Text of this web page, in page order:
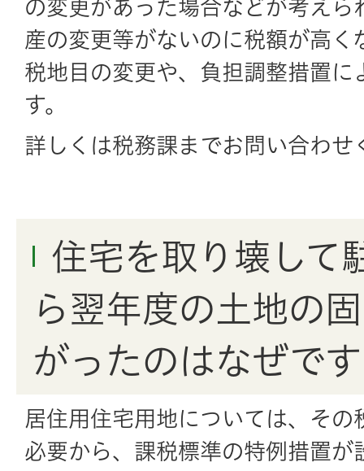
の変更があった場合などが考えら
産の変更等がないのに税額が高く
税地目の変更や、負担調整措置に
す。
詳しくは税務課までお問い合わせ
住宅を取り壊して
ら翌年度の土地の
がったのはなぜで
居住用住宅用地については、その
必要から、課税標準の特例措置が